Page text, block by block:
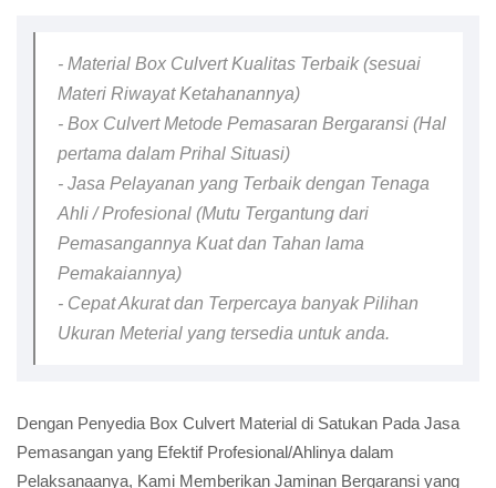
- Material Box Culvert Kualitas Terbaik (sesuai
Materi Riwayat Ketahanannya)
- Box Culvert Metode Pemasaran Bergaransi (Hal
pertama dalam Prihal Situasi)
- Jasa Pelayanan yang Terbaik dengan Tenaga
Ahli / Profesional (Mutu Tergantung dari
Pemasangannya Kuat dan Tahan lama
Pemakaiannya)
- Cepat Akurat dan Terpercaya banyak Pilihan
Ukuran Meterial yang tersedia untuk anda.
Dengan Penyedia Box Culvert Material di Satukan Pada Jasa
Pemasangan yang Efektif Profesional/Ahlinya dalam
Pelaksanaanya, Kami Memberikan Jaminan Bergaransi yang